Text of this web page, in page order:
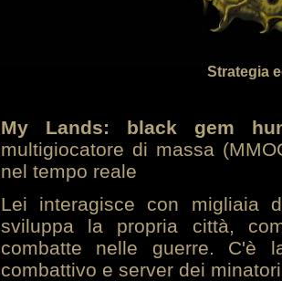
Strategia
My Lands: black gem
multigiocatore di massa
nel tempo reale
Lei interagisce con migliaia
sviluppa la propria città,
combatte nelle guerre. C'è
combattivo e server dei